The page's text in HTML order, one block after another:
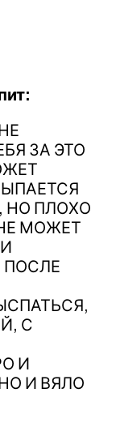
ЗА ЭТО
НО ПЛОХО
МОЖЕТ
ПОСЛЕ
С
И
И ВЯЛО